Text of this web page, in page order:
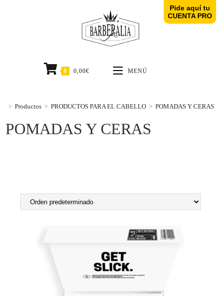
0 0,00€ MENÚ
POMADAS Y CERAS
> Productos > PRODUCTOS PARA EL CABELLO > POMADAS Y CERAS
Pide aquí tu
CUENTA PRO